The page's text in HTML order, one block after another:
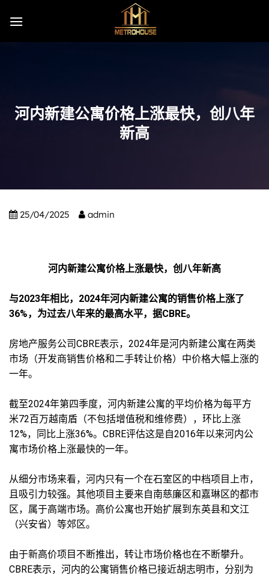
河内新建公寓价格上涨最快，创八年
新高
25/04/2025 admin
河内新建公寓价格上涨最快，创八年新高
与2023年相比，2024年河内新建公寓的销售价格上涨了
36%，为过去八年来的最高水平，据CBRE。
房地产服务公司CBRE表示，2024年是河内新建公寓在两类
市场（开发商销售价格和二手转让价格）中价格大幅上涨的
一年。
截至2024年第四季度，河内新建公寓的平均价格为每平方
米72百万越南盾（不包括增值税和维修费），环比上涨
12%，同比上涨36%。CBRE评估这是自2016年以来河内公
寓市场价格上涨最快的一年。
从细分市场来看，河内只有一个在石室区的中档项目上市，
且吸引力较强。其他项目主要来自南慈廉区和嘉琳区的都市
区，属于高端市场。高价公寓也开始扩展到东英县和文江
（兴安省）等郊区。
由于新高价项目不断推出，转让市场价格也在不断攀升。
CBRE表示，河内的公寓销售价格已接近胡志明市，分别为